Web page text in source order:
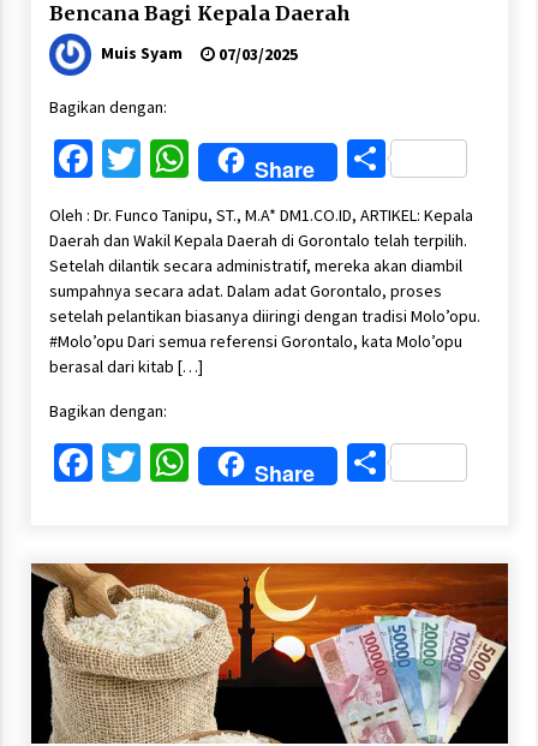
Bencana Bagi Kepala Daerah
Muis Syam 07/03/2025
Bagikan dengan:
Facebook
Twitter
WhatsApp
Share Share
Oleh : Dr. Funco Tanipu, ST., M.A* DM1.CO.ID, ARTIKEL: Kepala
Daerah dan Wakil Kepala Daerah di Gorontalo telah terpilih.
Setelah dilantik secara administratif, mereka akan diambil
sumpahnya secara adat. Dalam adat Gorontalo, proses
setelah pelantikan biasanya diiringi dengan tradisi Molo’opu.
#Molo’opu Dari semua referensi Gorontalo, kata Molo’opu
berasal dari kitab […]
Bagikan dengan:
Facebook
Twitter
WhatsApp
Share Share